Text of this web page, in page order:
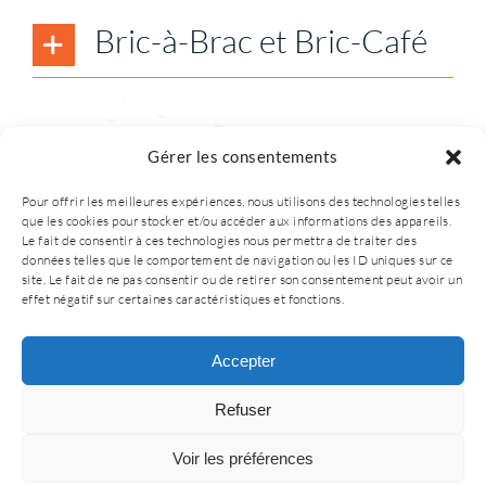
Gérer les consentements
Pour offrir les meilleures expériences, nous utilisons des technologies telles
que les cookies pour stocker et/ou accéder aux informations des appareils.
Le fait de consentir à ces technologies nous permettra de traiter des
données telles que le comportement de navigation ou les ID uniques sur ce
site. Le fait de ne pas consentir ou de retirer son consentement peut avoir un
effet négatif sur certaines caractéristiques et fonctions.
Accepter
Refuser
Voir les préférences
Contact
Bric-à-Brac et Bric-Café
• Création du site interneti-proswiss.ch•
Mentions légales•
confidentialité